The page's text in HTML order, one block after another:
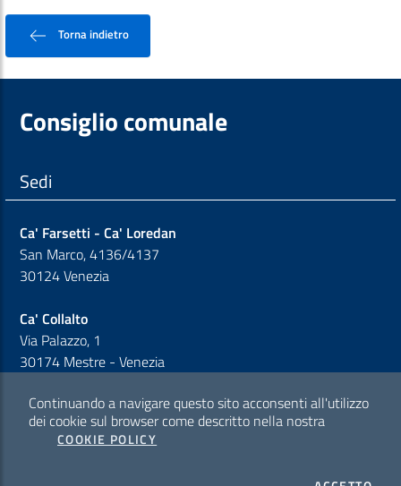
Torna indietro
Consiglio comunale
Sedi
Ca' Farsetti - Ca' Loredan
San Marco, 4136/4137
30124 Venezia
Ca' Collalto
Via Palazzo, 1
30174 Mestre - Venezia
Sezione Link Policy
Cookie policy
Continuando a navigare questo sito acconsenti all'utilizzo
dei cookie sul browser come descritto nella nostra
COOKIE POLICY